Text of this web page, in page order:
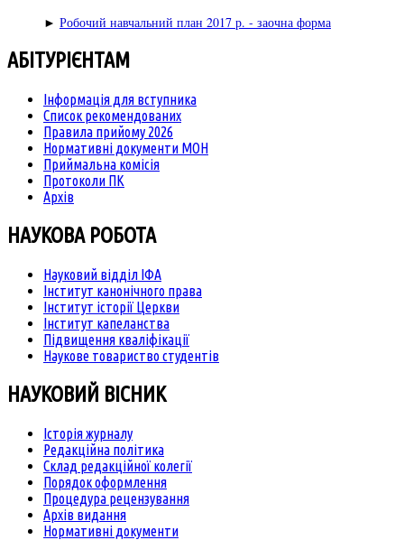
► Робочий навчальний план 2017 р. - заочна форма
АБІТУРІЄНТАМ
Інформація для вступника
Список рекомендованих
Правила прийому 2026
Нормативні документи МОН
Приймальна комісія
Протоколи ПК
Архів
НАУКОВА РОБОТА
Науковий відділ ІФА
Інститут канонічного права
Інститут історії Церкви
Інститут капеланства
Підвищення кваліфікації
Наукове товариство студентів
НАУКОВИЙ ВІСНИК
Історія журналу
Редакційна політика
Склад редакційної колегії
Порядок оформлення
Процедура рецензування
Архів видання
Нормативні документи